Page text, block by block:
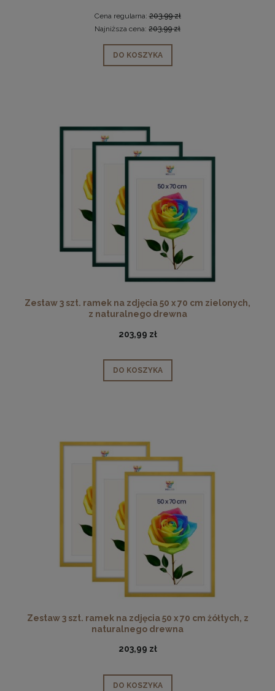
Cena regularna:203,99 zł
Najniższa cena: 203,99 zł
DO KOSZYKA
Zestaw 3 szt. ramek na zdjęcia 50 x 70 cm zielonych,
z naturalnego drewna
203,99 zł
DO KOSZYKA
Zestaw 3 szt. ramek na zdjęcia 50 x 70 cm żółtych, z
naturalnego drewna
203,99 zł
DO KOSZYKA